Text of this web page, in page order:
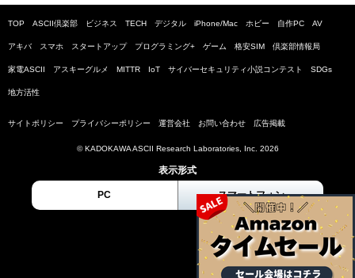
TOP ASCII倶楽部 ビジネス TECH デジタル iPhone/Mac ホビー 自作PC AV
アキバ スマホ スタートアップ プログラミング+ ゲーム 格安SIM 倶楽部情報局
家電ASCII アスキーグルメ MITTR IoT サイバーセキュリティ小説コンテスト SDGs
地方活性
サイトポリシー プライバシーポリシー 運営会社 お問い合わせ 広告掲載
© KADOKAWA ASCII Research Laboratories, Inc. 2026
表示形式
PC スマートフォン